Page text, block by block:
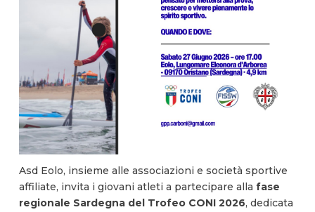
Asd Eolo, insieme alle associazioni e società sportive
affiliate, invita i giovani atleti a partecipare alla fase
regionale Sardegna del Trofeo CONI 2026, dedicata